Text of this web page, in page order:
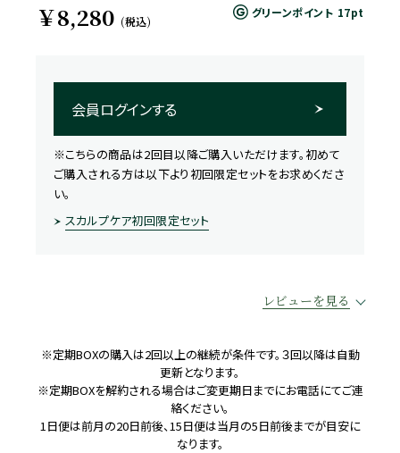
￥8,280 (税込)
グリーンポイント 17pt
会員ログインする
※こちらの商品は2回目以降ご購入いただけます。初めて
ご購入される方は以下より初回限定セットをお求めくださ
い。
スカルプケア初回限定セット
レビューを見る
※定期BOXの購入は2回以上の継続が条件です。３回以降は自動
更新となります。
※定期BOXを解約される場合はご変更期日までにお電話にてご連
絡ください。
1日便は前月の20日前後、15日便は当月の5日前後までが目安に
なります。